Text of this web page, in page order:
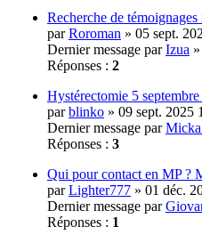
Recherche de
parRoroman » 05 sept.
Dernier message parIzua »
Réponses : 2
Hystérectomie 5
parblinko » 09 sept. 2025
Dernier message par
Réponses : 3
Qui pour contact en MP ?
parLighter777 » 01 déc.
Dernier message par
Réponses : 1